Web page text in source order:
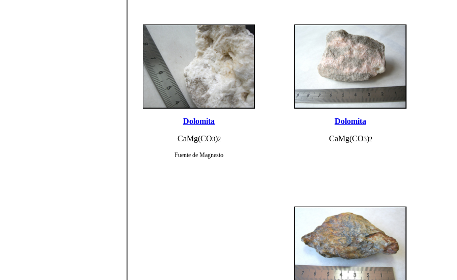
Dolomita
CaMg(CO3)2
Fuente de Magnesio
Dolomita
CaMg(CO3)2